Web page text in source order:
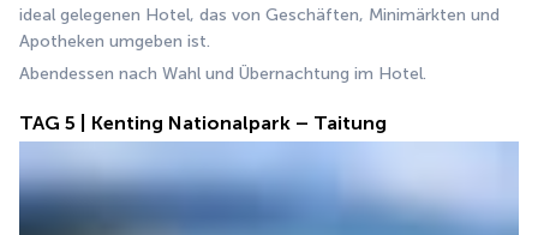
ideal gelegenen Hotel, das von Geschäften, Minimärkten und
Apotheken umgeben ist.
Abendessen nach Wahl und Übernachtung im Hotel.
TAG 5 | Kenting Nationalpark – Taitung